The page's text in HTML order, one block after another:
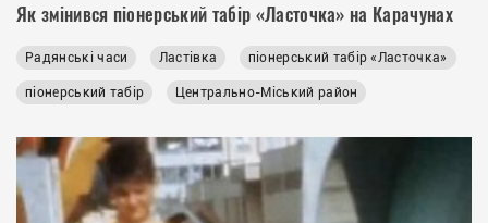
Як змінився піонерський табір «Ласточка» на Карачунах
Радянські часи Ластівка піонерський табір «Ласточка»
піонерський табір Центрально-Міський район